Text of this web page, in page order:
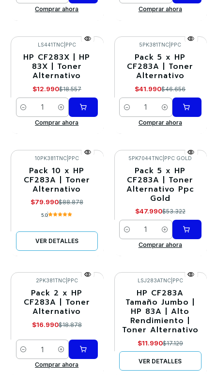
Comprar ahora
Comprar ahora
-30%
LS441TNC| PPC
HP CF283X | HP
83X | Toner
Alternativo
$12.990$18.557
Cantidad
Comprar ahora
-10%
5PK381TNC PPC
Pack 5 x HP
CF283A | Toner
Alternativo
$41.990$46.656
Cantidad
Comprar ahora
-10%
Agotado
10PK381TNC| PPC
Pack 10 x HP
CF283A | Toner
Alternativo
$79.990$88.878
5.0
VER DETALLES
-10%
5PK7044TNC PPC GOLD
Pack 5 x HP
CF283A | Toner
Alternativo Ppc
Gold
$47.990$53.322
Cantidad
Comprar ahora
-10%
2PK381TNC| PPC
Pack 2 x HP
CF283A | Toner
Alternativo
$16.990$18.878
Cantidad
Comprar ahora
-30%
Agotado
LSJ283ATNC| PPC
HP CF283A
Tamaño Jumbo |
HP 83A | Alto
Rendimiento |
Toner Alternativo
$11.990$17.129
VER DETALLES